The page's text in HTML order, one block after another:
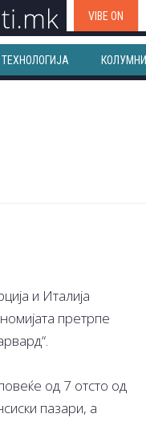
VIBE ON
ТЕХНОЛОГИЈА КОЛУМНИ
и Италија
претрпе
од 7 отсто од
пазари, а